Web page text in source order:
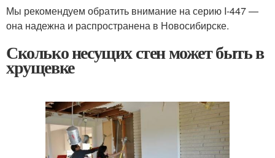
Мы рекомендуем обратить внимание на серию I-447 —
она надежна и распространена в Новосибирске.
Сколько несущих стен может быть в
хрущевке